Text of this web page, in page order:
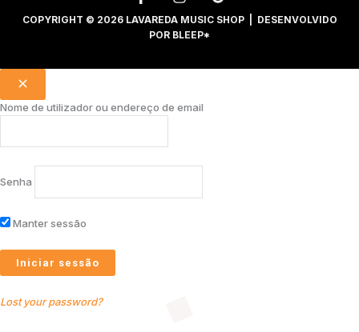
COPYRIGHT © 2026 LAVAREDA MUSIC SHOP | DESENVOLVIDO
POR BLEEP*
Nome de utilizador ou endereço de email
Senha
Manter sessão
Lost your password?